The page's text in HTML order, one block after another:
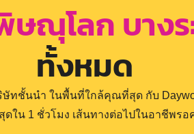
ษณุโลก บาง
ทั้งหมด
ทชั้นนำ ในพื้นที่ใกล้คุณที่สุด กับ
สุดใน 1 ชั่วโมง เส้นทางต่อไปในอาชีพร